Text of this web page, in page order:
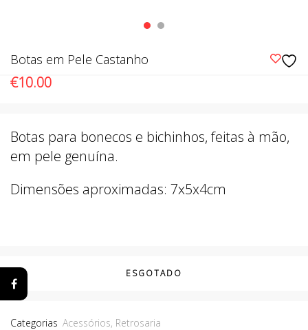
Botas em Pele Castanho
€10.00
Botas para bonecos e bichinhos, feitas à mão,
em pele genuína.
Dimensões aproximadas: 7x5x4cm
ESGOTADO
Categorias Acessórios, Retrosaria